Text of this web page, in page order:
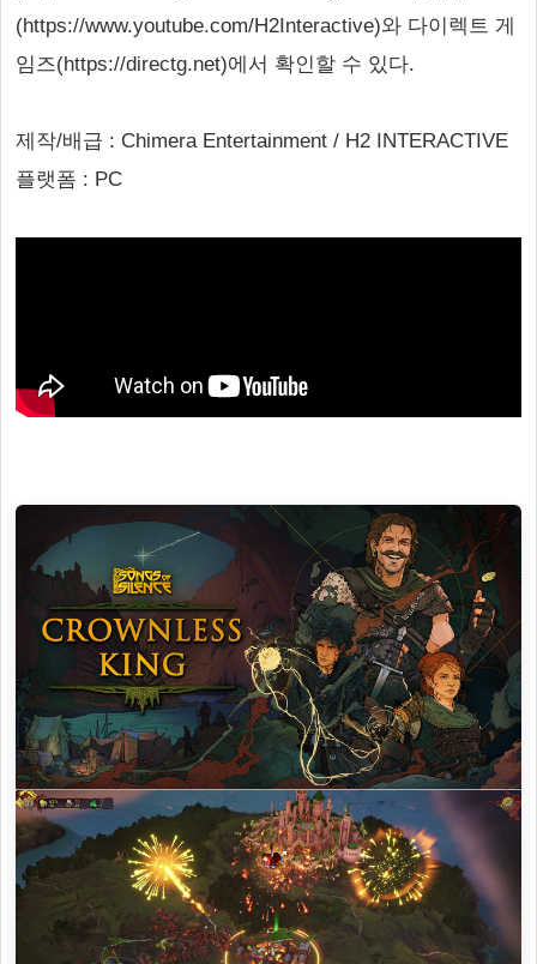
(https://www.youtube.com/H2Interactive)와 다이렉트 게
임즈(https://directg.net)에서 확인할 수 있다.
제작/배급 : Chimera Entertainment / H2 INTERACTIVE
플랫폼 : PC